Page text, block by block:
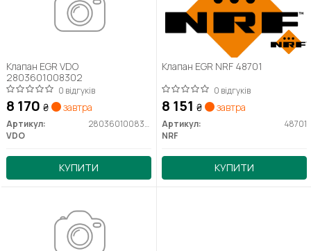
Клапан EGR VDO
2803601008302
0 відгуків
8 170 ₴ завтра
Артикул:
2803601008302
VDO
КУПИТИ
Клапан EGR NRF 48701
0 відгуків
8 151 ₴ завтра
Артикул:
48701
NRF
КУПИТИ